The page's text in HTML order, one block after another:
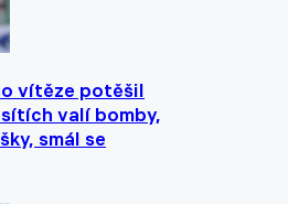
vítěze potěšil
valí bomby,
smál se